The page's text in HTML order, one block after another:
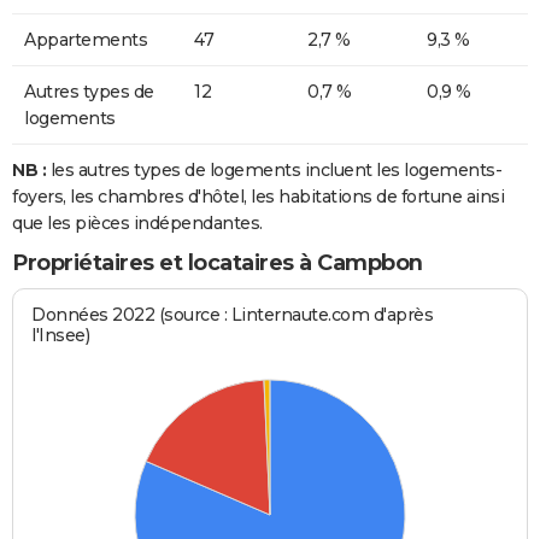
Appartements 47 2,7 % 9,3 %
Autres types de
logements
12 0,7 % 0,9 %
NB : les autres types de logements incluent les logements-
foyers, les chambres d'hôtel, les habitations de fortune ainsi
que les pièces indépendantes.
Propriétaires et locataires à Campbon
Données 2022 (source : Linternaute.com d'après
l'Insee)